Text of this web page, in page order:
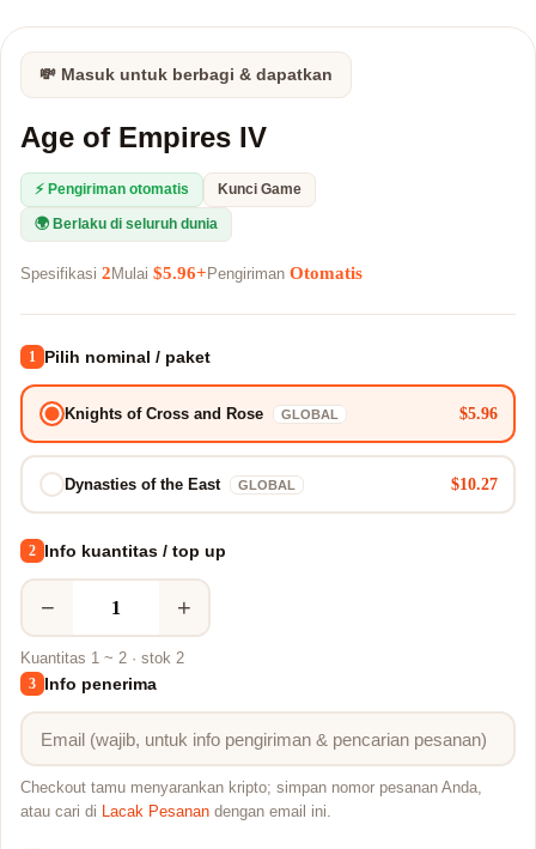
💸 Masuk untuk berbagi & dapatkan
Age of Empires IV
⚡ Pengiriman otomatis Kunci Game
🌍 Berlaku di seluruh dunia
Spesifikasi 2 Mulai $5.96+ Pengiriman Otomatis
1 Pilih nominal / paket
Knights of Cross and Rose GLOBAL $5.96
Dynasties of the East GLOBAL $10.27
2 Info kuantitas / top up
− +
Kuantitas 1 ~ 2 · stok 2
3 Info penerima
Checkout tamu menyarankan kripto; simpan nomor pesanan Anda,
atau cari di Lacak Pesanan dengan email ini.